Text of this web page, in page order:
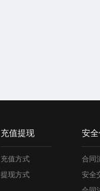
充值提现
充值方式
提现方式
安
合同
安全